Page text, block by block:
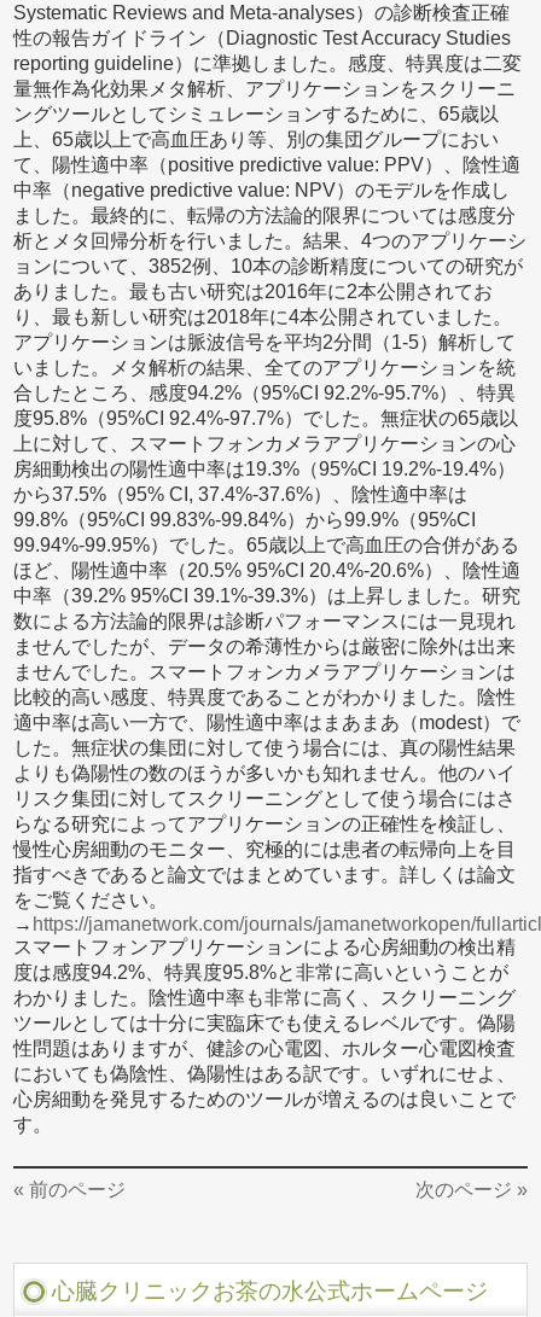
Systematic Reviews and Meta-analyses）の診断検査正確
性の報告ガイドライン（Diagnostic Test Accuracy Studies
reporting guideline）に準拠しました。感度、特異度は二変
量無作為化効果メタ解析、アプリケーションをスクリーニ
ングツールとしてシミュレーションするために、65歳以
上、65歳以上で高血圧あり等、別の集団グループにおい
て、陽性適中率（positive predictive value: PPV）、陰性適
中率（negative predictive value: NPV）のモデルを作成し
ました。最終的に、転帰の方法論的限界については感度分
析とメタ回帰分析を行いました。結果、4つのアプリケーシ
ョンについて、3852例、10本の診断精度についての研究が
ありました。最も古い研究は2016年に2本公開されてお
り、最も新しい研究は2018年に4本公開されていました。
アプリケーションは脈波信号を平均2分間（1-5）解析して
いました。メタ解析の結果、全てのアプリケーションを統
合したところ、感度94.2%（95%CI 92.2%-95.7%）、特異
度95.8%（95%CI 92.4%-97.7%）でした。無症状の65歳以
上に対して、スマートフォンカメラアプリケーションの心
房細動検出の陽性適中率は19.3%（95%CI 19.2%-19.4%）
から37.5%（95% CI, 37.4%-37.6%）、陰性適中率は
99.8%（95%CI 99.83%-99.84%）から99.9%（95%CI
99.94%-99.95%）でした。65歳以上で高血圧の合併がある
ほど、陽性適中率（20.5% 95%CI 20.4%-20.6%）、陰性適
中率（39.2% 95%CI 39.1%-39.3%）は上昇しました。研究
数による方法論的限界は診断パフォーマンスには一見現れ
ませんでしたが、データの希薄性からは厳密に除外は出来
ませんでした。スマートフォンカメラアプリケーションは
比較的高い感度、特異度であることがわかりました。陰性
適中率は高い一方で、陽性適中率はまあまあ（modest）で
した。無症状の集団に対して使う場合には、真の陽性結果
よりも偽陽性の数のほうが多いかも知れません。他のハイ
リスク集団に対してスクリーニングとして使う場合にはさ
らなる研究によってアプリケーションの正確性を検証し、
慢性心房細動のモニター、究極的には患者の転帰向上を目
指すべきであると論文ではまとめています。詳しくは論文
をご覧ください。
→ https://jamanetwork.com/journals/jamanetworkopen/
スマートフォンアプリケーションによる心房細動の検出精
度は感度94.2%、特異度95.8%と非常に高いということが
わかりました。陰性適中率も非常に高く、スクリーニング
ツールとしては十分に実臨床でも使えるレベルです。偽陽
性問題はありますが、健診の心電図、ホルター心電図検査
においても偽陰性、偽陽性はある訳です。いずれにせよ、
心房細動を発見するためのツールが増えるのは良いことで
す。
« 前のページ 次のページ »
心臓クリニックお茶の水公式ホームページ